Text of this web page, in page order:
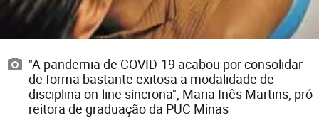
"A pandemia de COVID-19 acabou por consolidar
de forma bastante exitosa a modalidade de
disciplina on-line síncrona", Maria Inês Martins, pró-
reitora de graduação da PUC Minas